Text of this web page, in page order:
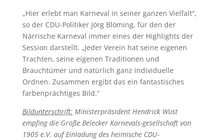
„Hier erlebt man Karneval in seiner ganzen Vielfalt“,
so der CDU-Politiker Jörg Blöming, für den der
Närrische Karneval immer eines der Highlights der
Session darstellt. „Jeder Verein hat seine eigenen
Trachten, seine eigenen Traditionen und
Brauchtümer und natürlich ganz individuelle
Ordnen. Zusammen ergibt das ein fantastisches
farbenprächtiges Bild.“
Bildunterschrift: Ministerpräsident Hendrick Wüst
empfing die Große Belecker Karnevals-gesellschaft von
1905 e.V. auf Einladung des heimische CDU-